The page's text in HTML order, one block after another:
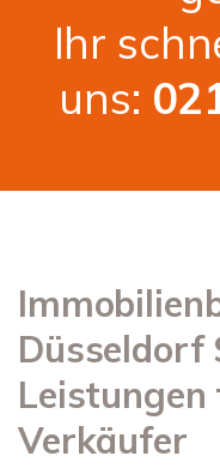
Ihr
uns:
Düsseldorf
Verkäufer